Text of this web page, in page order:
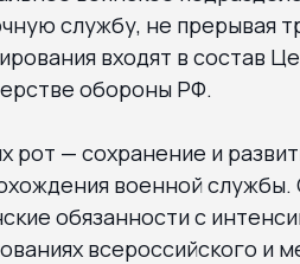
службу, не прерывая
входят в состав
обороны РФ.
рот — сохранение и
военной службы.
обязанности с
всероссийского и